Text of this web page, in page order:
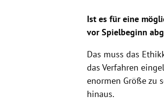
Ist es für eine
vor Spielbeginn
Das muss das
das Verfahren
enormen Größe zu
hinaus.